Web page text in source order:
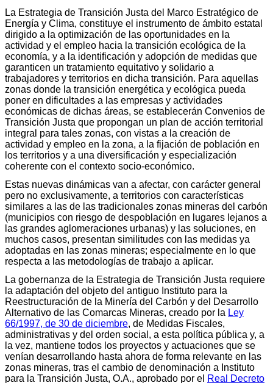
La Estrategia de Transición Justa del Marco Estratégico de
Energía y Clima, constituye el instrumento de ámbito estatal
dirigido a la optimización de las oportunidades en la
actividad y el empleo hacia la transición ecológica de la
economía, y a la identificación y adopción de medidas que
garanticen un tratamiento equitativo y solidario a
trabajadores y territorios en dicha transición. Para aquellas
zonas donde la transición energética y ecológica pueda
poner en dificultades a las empresas y actividades
económicas de dichas áreas, se establecerán Convenios de
Transición Justa que propongan un plan de acción territorial
integral para tales zonas, con vistas a la creación de
actividad y empleo en la zona, a la fijación de población en
los territorios y a una diversificación y especialización
coherente con el contexto socio-económico.
Estas nuevas dinámicas van a afectar, con carácter general
pero no exclusivamente, a territorios con características
similares a las de las tradicionales zonas mineras del carbón
(municipios con riesgo de despoblación en lugares lejanos a
las grandes aglomeraciones urbanas) y las soluciones, en
muchos casos, presentan similitudes con las medidas ya
adoptadas en las zonas mineras; especialmente en lo que
respecta a las metodologías de trabajo a aplicar.
La gobernanza de la Estrategia de Transición Justa requiere
la adaptación del objeto del antiguo Instituto para la
Reestructuración de la Minería del Carbón y del Desarrollo
Alternativo de las Comarcas Mineras, creado por la Ley
66/1997, de 30 de diciembre, de Medidas Fiscales,
administrativas y del orden social, a esta política pública y, a
la vez, mantiene todos los proyectos y actuaciones que se
venían desarrollando hasta ahora de forma relevante en las
zonas mineras, tras el cambio de denominación a Instituto
para la Transición Justa, O.A., aprobado por el Real Decreto